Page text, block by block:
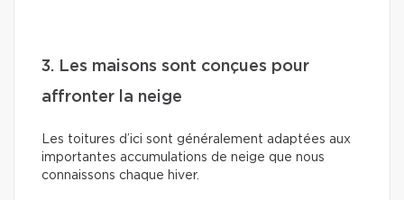
3. Les maisons sont conçues pour
affronter la neige
Les toitures d’ici sont généralement adaptées aux
importantes accumulations de neige que nous
connaissons chaque hiver.